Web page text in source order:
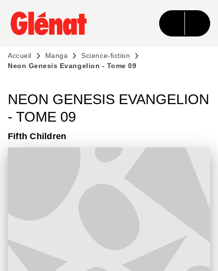
MENU RECHERCHE CONTENU
PIED DE PAGE
Accueil Manga
Science-fiction
Neon Genesis Evangelion - Tome 09
NEON GENESIS EVANGELION
- TOME 09
Fifth Children